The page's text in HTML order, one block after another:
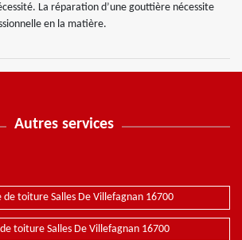
La réparation d’une gouttière nécessite
en la matière.
Autres services
de toiture Salles De Villefagnan 16700
toiture Salles De Villefagnan 16700